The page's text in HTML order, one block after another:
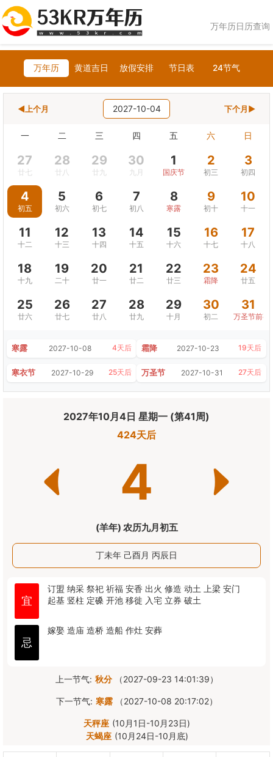
万年历日历查询
万年历 黄道吉日 放假安排 节日表 24节气
◀上个月 2027-10-04 下个月▶
一 二 三 四 五 六 日
27
廿七
28
廿八
29
廿九
30
九月
1
国庆节
2
初三
3
初四
4
初五
5
初六
6
初七
7
初八
8
寒露
9
初十
10
十一
11
十二
12
十三
13
十四
14
十五
15
十六
16
十七
17
十八
18
十九
19
二十
20
廿一
21
廿二
22
廿三
23
霜降
24
廿五
25
廿六
26
廿七
27
廿八
28
廿九
29
十月
30
初二
31
万圣节前夜
寒露 2027-10-08 4天后 霜降 2027-10-23 19天后
寒衣节 2027-10-29 25天后 万圣节 2027-10-31 27天后
2027年10月4日 星期一 (第41周)
424天后
4
(羊年) 农历九月初五
丁未年 己酉月 丙辰日
宜
订盟 纳采 祭祀 祈福 安香 出火 修造 动土 上梁 安门
起基 竖柱 定磉 开池 移徙 入宅 立券 破土
忌
嫁娶 造庙 造桥 造船 作灶 安葬
上一节气: 秋分 （2027-09-23 14:01:39）
下一节气: 寒露 （2027-10-08 20:17:02）
天秤座 (10月1日-10月23日)
天蝎座 (10月24日-10月底)